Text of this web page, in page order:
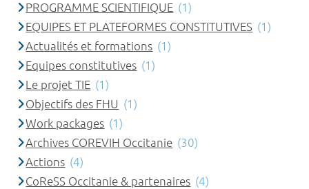
PROGRAMME SCIENTIFIQUE (1)
EQUIPES ET PLATEFORMES CONSTITUTIVES (1)
Actualités et formations (1)
Equipes constitutives (1)
Le projet TIE (1)
Objectifs des FHU (1)
Work packages (1)
Archives COREVIH Occitanie (30)
Actions (4)
CoReSS Occitanie & partenaires (4)